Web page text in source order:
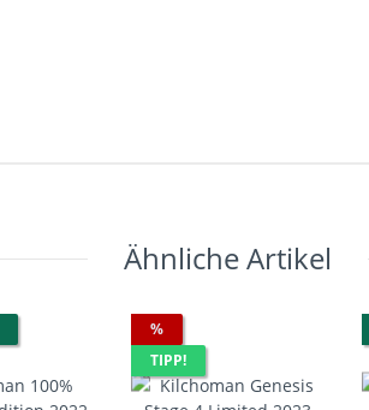
Ähnliche Artikel
%
TIPP!